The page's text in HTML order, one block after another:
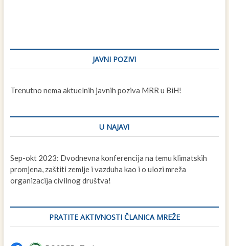
JAVNI POZIVI
Trenutno nema aktuelnih javnih poziva MRR u BiH!
U NAJAVI
Sep-okt 2023: Dvodnevna konferencija na temu klimatskih
promjena, zaštiti zemlje i vazduha kao i o ulozi mreža
organizacija civilnog društva!
PRATITE AKTIVNOSTI ČLANICA MREŽE